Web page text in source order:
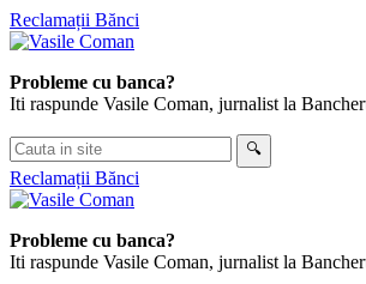
Skip
to
Reclamații Bănci
Probleme cu banca?
Iti raspunde Vasile Coman, jurnalist la
Cauta
in
site
🔍
Reclamații Bănci
Probleme cu banca?
Iti raspunde Vasile Coman, jurnalist la